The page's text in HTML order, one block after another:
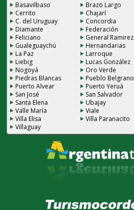
Basavilbaso Brazo Largo
Cerrito
Chajarí
C. del Uruguay
Concordia
Diamante
Federación
Feliciano
General Ramirez
Gualeguaychú
Hernandarias
La Paz
Larroque
Liebig
Lucas González
Nogoyá
Oro Verde
Piedras Blancas
Pueblo Belgrano
Puerto Alvear
Puerto Yeruá
San José
San Salvador
Santa Elena
Ubajay
Valle María
Viale
Villa Elisa
Villa Paranacito
Villaguay